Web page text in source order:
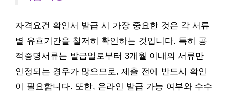
자격요건 확인서 발급 시 가장 중요한 것은 각 서류
별 유효기간을 철저히 확인하는 것입니다. 특히 공
적증명서류는 발급일로부터 3개월 이내의 서류만
인정되는 경우가 많으므로, 제출 전에 반드시 확인
이 필요합니다. 또한, 온라인 발급 가능 여부와 수수